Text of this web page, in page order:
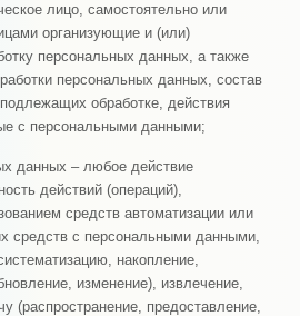
лицо, самостоятельно или
организующие и (или)
персональных данных, а также
персональных данных, состав
обработке, действия
с персональными данными;
данных – любое действие
действий (операций),
средств автоматизации или
средств с персональными данными,
накопление,
изменение), извлечение,
(распространение, предоставление,